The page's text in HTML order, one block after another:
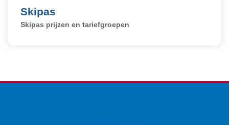
Skipas
Skipas prijzen en tariefgroepen